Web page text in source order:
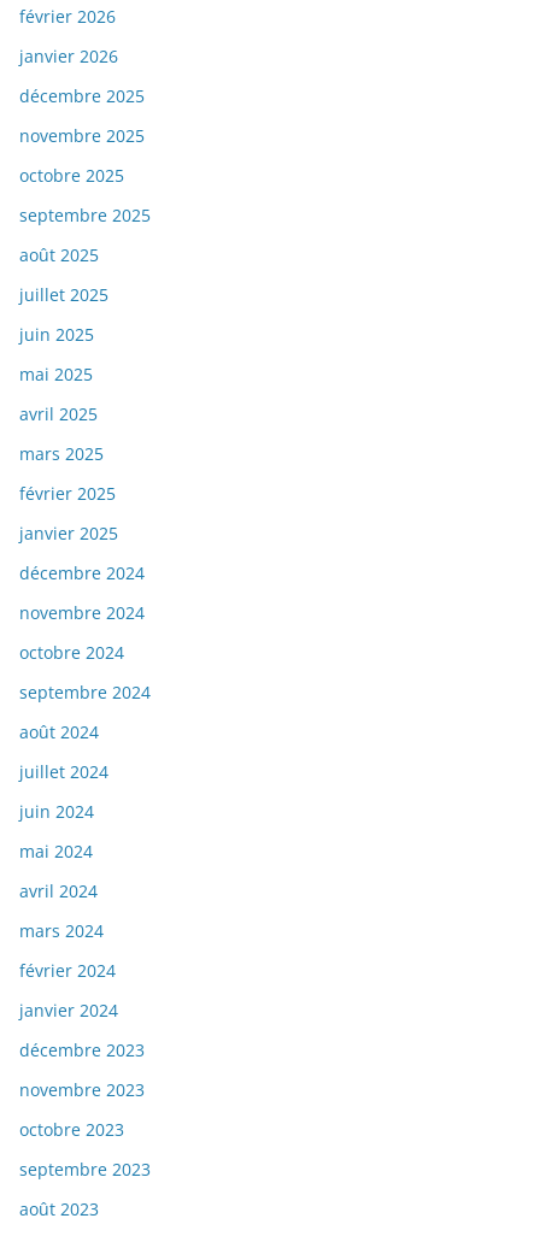
février 2026
janvier 2026
décembre 2025
novembre 2025
octobre 2025
septembre 2025
août 2025
juillet 2025
juin 2025
mai 2025
avril 2025
mars 2025
février 2025
janvier 2025
décembre 2024
novembre 2024
octobre 2024
septembre 2024
août 2024
juillet 2024
juin 2024
mai 2024
avril 2024
mars 2024
février 2024
janvier 2024
décembre 2023
novembre 2023
octobre 2023
septembre 2023
août 2023